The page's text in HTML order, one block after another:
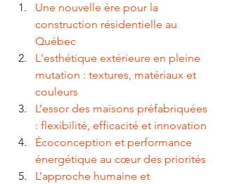
Une nouvelle ère pour la
construction résidentielle au
Québec
L'esthétique extérieure en pleine
mutation : textures, matériaux et
couleurs
L’essor des maisons préfabriquées
: flexibilité, efficacité et innovation
Écoconception et performance
énergétique au cœur des priorités
L’approche humaine et